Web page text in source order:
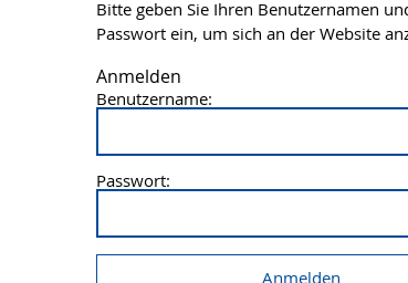
Bitte geben Sie Ihren Benutzernamen
Passwort ein, um sich an der Website
Anmelden
Benutzername:
Passwort: